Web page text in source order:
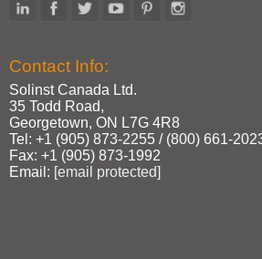
Contact Info:
Solinst Canada Ltd.
35 Todd Road,
Georgetown, ON L7G 4R8
Tel: +1 (905) 873‑2255 / (800)
Fax: +1 (905) 873‑1992
Email: [email protected]